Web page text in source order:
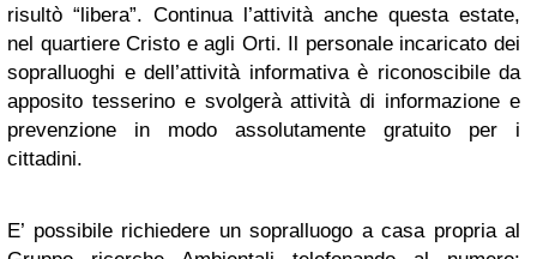
risultò “libera”. Continua l’attività anche questa estate,
nel quartiere Cristo e agli Orti. Il personale incaricato dei
sopralluoghi e dell’attività informativa è riconoscibile da
apposito tesserino e svolgerà attività di informazione e
prevenzione in modo assolutamente gratuito per i
cittadini.
E’ possibile richiedere un sopralluogo a casa propria al